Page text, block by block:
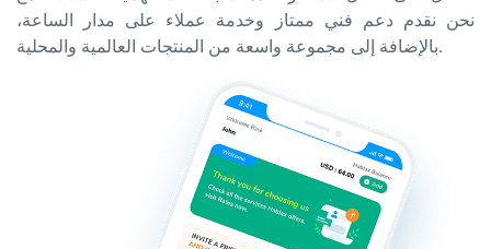
نحن نقدم دعم فني ممتاز وخدمة عملاء على مدار الساعة،
بالإضافة إلى مجموعة واسعة من المنتجات العالمية والمحلية.